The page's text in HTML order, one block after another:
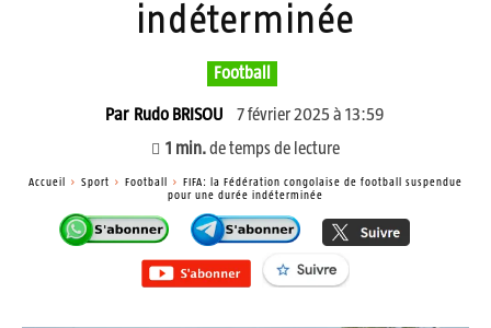
indéterminée
Football
Par Rudo BRISOU
7 février 2025 à 13:59
1 min.de temps de lecture
Accueil Sport Football
FIFA: la Fédération congolaise de football suspendue
pour une durée indéterminée